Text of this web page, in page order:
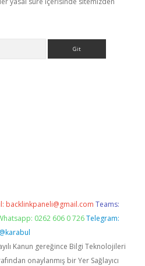
backlinkpaneli@gmail.com Teams:
0262 606 0 726 Telegram:
@karabul
Kanun gereğince Bilgi Teknolojileri
onaylanmış bir Yer Sağlayıcı